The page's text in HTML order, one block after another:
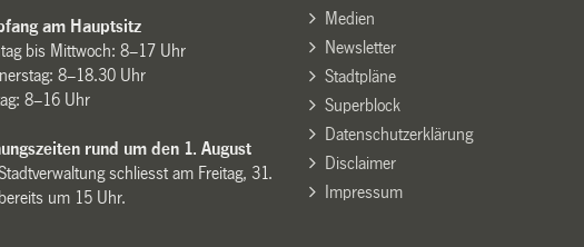
am Hauptsitz
bis Mittwoch: 8–17 Uhr
8–18.30 Uhr
8–16 Uhr
rund um den 1. August
schliesst am Freitag, 31.
um 15 Uhr.
Medien
Newsletter
Stadtpläne
Superblock
Datenschutzerklärung
Disclaimer
Impressum